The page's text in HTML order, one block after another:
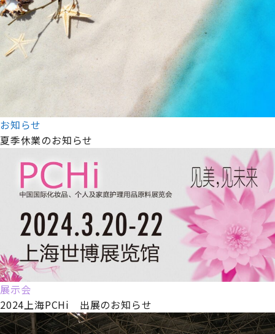
お知らせ
夏季休業のお知らせ
展示会
2024上海PCHi 出展のお知らせ